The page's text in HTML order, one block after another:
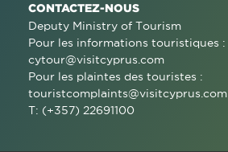
CONTACTEZ-NOUS
Deputy Ministry of Tourism
Pour les informations touristiques :
cytour@visitcyprus.com
Pour les plaintes des touristes :
touristcomplaints@visitcyprus.com
T: (+357) 22691100